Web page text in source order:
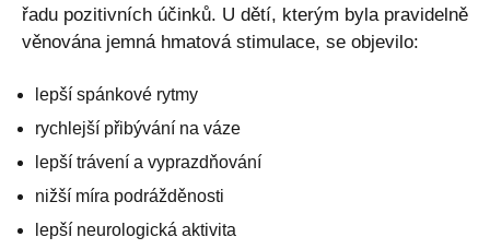
řadu pozitivních účinků. U dětí, kterým byla pravidelně
věnována jemná hmatová stimulace, se objevilo:
lepší spánkové rytmy
rychlejší přibývání na váze
lepší trávení a vyprazdňování
nižší míra podrážděnosti
lepší neurologická aktivita